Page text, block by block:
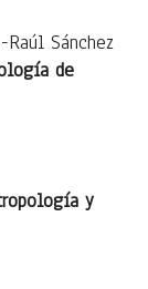
Sánchez
de
y